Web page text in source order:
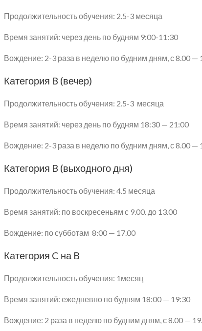
Продолжительность обучения: 2.5-3 месяца
Время занятий: через день по будням 9:00-11:30
Вождение: 2-3 раза в неделю по будним дням, с 8.00 —
Категория B (вечер)
Продолжительность обучения: 2.5-3 месяца
Время занятий: через день по будням 18:30 — 21:00
Вождение: 2-3 раза в неделю по будним дням, с 8.00 —
Категория B (выходного дня)
Продолжительность обучения: 4.5 месяца
Время занятий: по воскресеньям с 9.00. до 13.00
Вождение: по субботам 8:00 — 17.00
Категория C на B
Продолжительность обучения: 1месяц
Время занятий: ежедневно по будням 18:00 — 19:30
Вождение: 2 раза в неделю по будним дням, с 8.00 —